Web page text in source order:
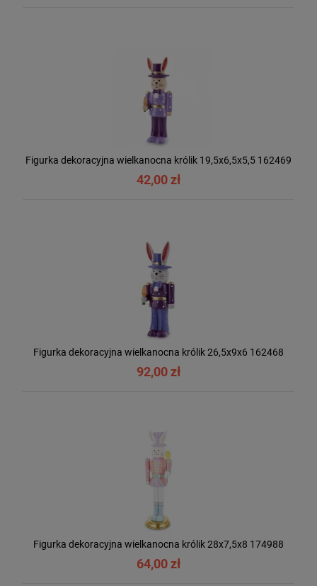
Figurka dekoracyjna wielkanocna królik 19,5x6,5x5,5 162469
42,00 zł
Figurka dekoracyjna wielkanocna królik 26,5x9x6 162468
92,00 zł
Figurka dekoracyjna wielkanocna królik 28x7,5x8 174988
64,00 zł